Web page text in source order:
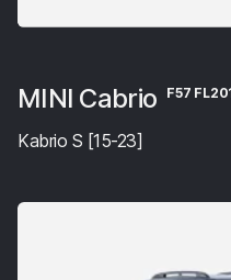
MINI Cabrio F57
Kabrio S [15-23]